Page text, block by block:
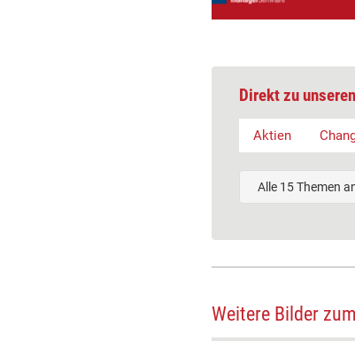
Direkt zu
Aktien
Alle 15 Themen
Weitere Bilder